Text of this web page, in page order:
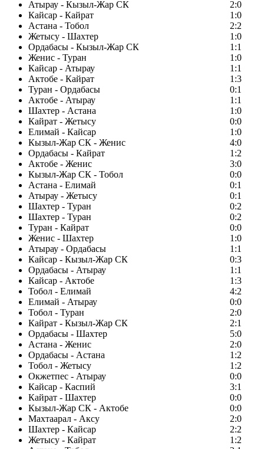
Атырау - Кызыл-Жар СК
2:0
Кайсар - Кайрат
1:0
Астана - Тобол
2:2
Жетысу - Шахтер
1:0
Ордабасы - Кызыл-Жар СК
1:1
Женис - Туран
1:0
Кайсар - Атырау
1:1
Актобе - Кайрат
1:3
Туран - Ордабасы
0:1
Актобе - Атырау
1:1
Шахтер - Астана
1:0
Кайрат - Жетысу
0:0
Елимай - Кайсар
1:0
Кызыл-Жар СК - Женис
4:0
Ордабасы - Кайрат
1:2
Актобе - Женис
3:0
Кызыл-Жар СК - Тобол
0:0
Астана - Елимай
0:1
Атырау - Жетысу
0:1
Шахтер - Туран
0:2
Шахтер - Туран
0:2
Туран - Кайрат
0:0
Женис - Шахтер
1:0
Атырау - Ордабасы
1:1
Кайсар - Кызыл-Жар СК
0:3
Ордабасы - Атырау
1:1
Кайсар - Актобе
1:3
Тобол - Елимай
4:2
Елимай - Атырау
0:0
Тобол - Туран
2:0
Кайрат - Кызыл-Жар СК
2:1
Ордабасы - Шахтер
5:0
Астана - Женис
2:0
Ордабасы - Астана
1:2
Тобол - Жетысу
1:2
Окжетпес - Атырау
0:0
Кайсар - Каспий
3:1
Кайрат - Шахтер
0:0
Кызыл-Жар СК - Актобе
0:0
Махтаарал - Аксу
2:0
Шахтер - Кайсар
2:2
Жетысу - Кайрат
1:2